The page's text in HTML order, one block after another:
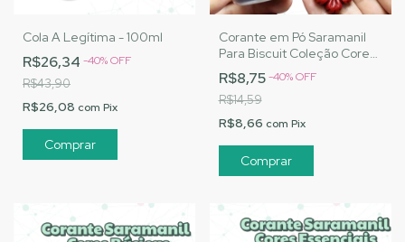
Cola A Legítima - 100ml
R$26,34 -40%OFF
R$43,90
R$26,08 com Pix
Corante em Pó Saramanil
Para Biscuit Coleção Cores
Essenciais - Vermelho Vivo
R$8,75-40%OFF
R$14,59
R$8,66 com Pix